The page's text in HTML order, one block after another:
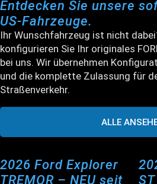
Entdecken Sie unsere
US-Fahrzeuge.
Ihr Wunschfahrzeug ist nicht
konfigurieren Sie Ihr originales
bei uns. Wir übernehmen
und die komplette Zulassung für
Straßenverkehr.
ALLE
2026 Ford Explorer
TREMOR – NEU seit
ST